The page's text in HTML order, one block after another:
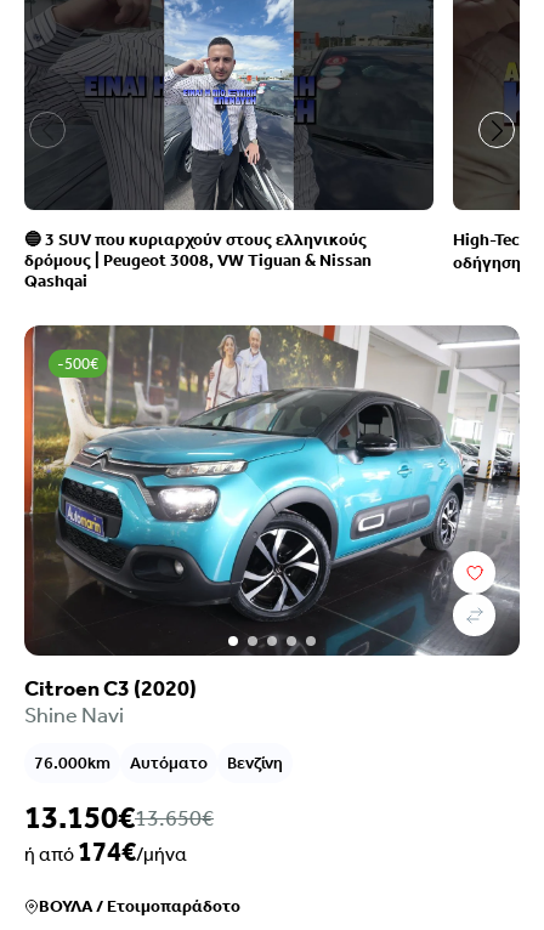
🔵 3 SUV που κυριαρχούν στους ελληνικούς
δρόμους | Peugeot 3008, VW Tiguan & Nissan
Qashqai
High-Tech
οδήγηση
-500€
Citroen C3 (2020)
Shine Navi
76.000km Αυτόματο Βενζίνη
13.150€13.650€
ή από 174€/μήνα
ΒΟΥΛΑ/Ετοιμοπαράδοτο